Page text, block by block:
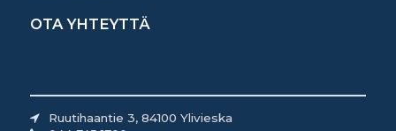
OTA YHTEYTTÄ
Ruutihaantie 3, 84100 Ylivieska